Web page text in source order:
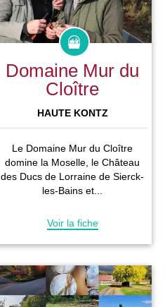
Domaine Mur du
Cloître
HAUTE KONTZ
Le Domaine Mur du Cloître
domine la Moselle, le Château
des Ducs de Lorraine de Sierck-
les-Bains et...
Voir la fiche